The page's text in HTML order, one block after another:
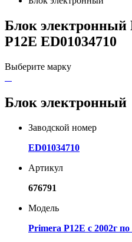
Блок электронный
P12E ED01034710
Выберите марку
Блок электронный
Заводской номер
ED01034710
Артикул
676791
Модель
Primera P12E с 2002г по